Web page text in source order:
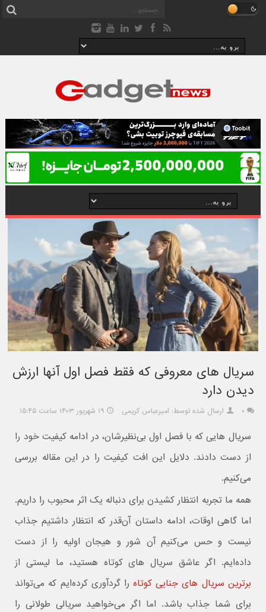
سریال های معروفی که فقط فصل اول آنها ارزش
دیدن دارد
۰ ارسال شده توسط: امیرعباس کریمی ۱۹ شهریور ۱۴۰۳ ساعت ۱۵:۴۵
سریال هایی که با فصل اول بی‌نظیرشان، در ادامه کیفیت خود را
از دست دادند. دلایل این افت کیفیت را در این مقاله بررسی
می‌کنیم.
همه ما تجربه انتظار کشیدن برای دنباله یک اثر محبوب را داریم.
اما گاهی اوقات، ادامه داستان آن‌قدر که انتظار داشتیم جذاب
نیست و حس می‌کنیم آن شور و هیجان اولیه را از دست
داده‌ایم. اگر عاشق سریال های کوتاه هستید، ما لیستی از
برترین سریال های جنایی کوتاهرا گردآوری کرده‌ایم که می‌تواند
برای شما جذاب باشد. اما اگر می‌خواهید سریالی طولانی را